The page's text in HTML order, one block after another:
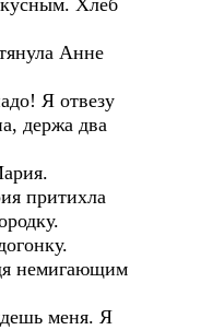
Хлеб
Анне
Я отвезу
держа два
притихла
немигающим
меня. Я